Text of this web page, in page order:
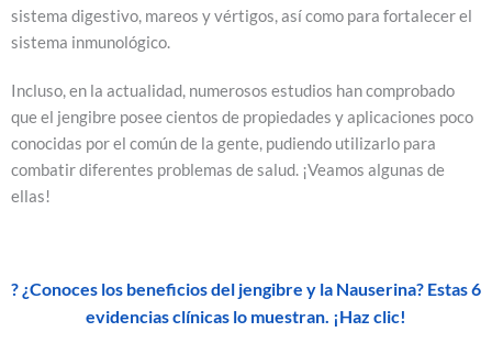
sistema digestivo, mareos y vértigos, así como para fortalecer el
sistema inmunológico.
Incluso, en la actualidad, numerosos estudios han comprobado
que el jengibre posee cientos de propiedades y aplicaciones poco
conocidas por el común de la gente, pudiendo utilizarlo para
combatir diferentes problemas de salud. ¡Veamos algunas de
ellas!
? ¿Conoces los beneficios del jengibre y la Nauserina? Estas 6
evidencias clínicas lo muestran. ¡Haz clic!